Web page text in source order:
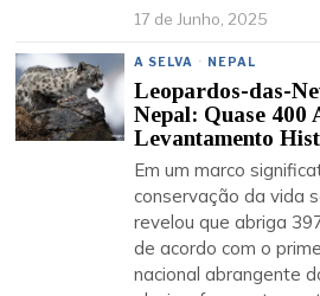
17 de Junho, 2025
A SELVA · NEPAL
Leopardos-das-
Nepal: Quase 400
Levantamento
Em um marco
conservação da vida
revelou que abriga
de acordo com o
nacional abrangente